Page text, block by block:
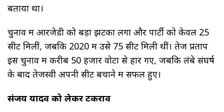
बताया था।
चुनाव में आरजेडी को बड़ा झटका लगा और पार्टी को केवल 25
सीटें मिलीं, जबकि 2020 में उसे 75 सीटें मिली थीं। तेज प्रताप
इस चुनाव में करीब 50 हजार वोटों से हार गए, जबकि लंबे संघर्ष
के बाद तेजस्वी अपनी सीट बचाने में सफल हुए।
संजय यादव को लेकर टकराव